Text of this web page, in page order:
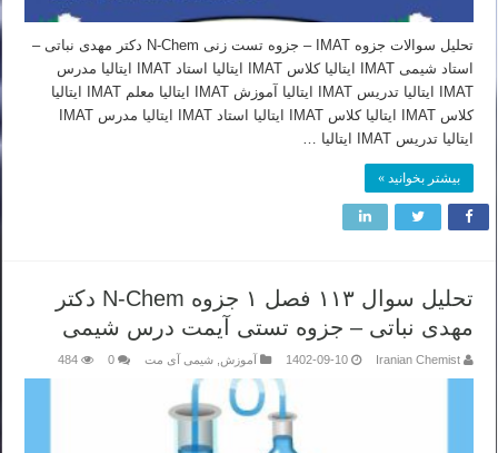
تحلیل سوالات جزوه IMAT – جزوه تست زنی N-Chem دکتر مهدی نباتی –
استاد شیمی IMAT ایتالیا کلاس IMAT ایتالیا استاد IMAT ایتالیا مدرس
IMAT ایتالیا تدریس IMAT ایتالیا آموزش IMAT ایتالیا معلم IMAT ایتالیا
کلاس IMAT ایتالیا کلاس IMAT ایتالیا استاد IMAT ایتالیا مدرس IMAT
ایتالیا تدریس IMAT ایتالیا …
بیشتر بخوانید »
تحلیل سوال ۱۱۳ فصل ۱ جزوه N-Chem دکتر
مهدی نباتی – جزوه تستی آیمت درس شیمی
Iranian Chemist
1402-09-10 آموزش شیمی آی مت 0
484